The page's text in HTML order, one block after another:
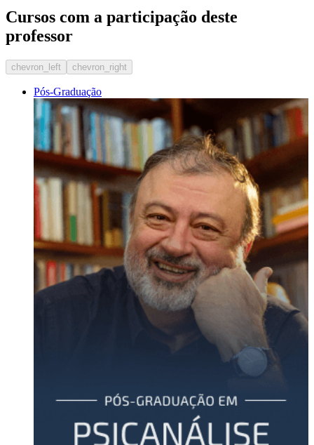
Cursos com a participação deste
professor
chevron_left chevron_right
Pós-Graduação